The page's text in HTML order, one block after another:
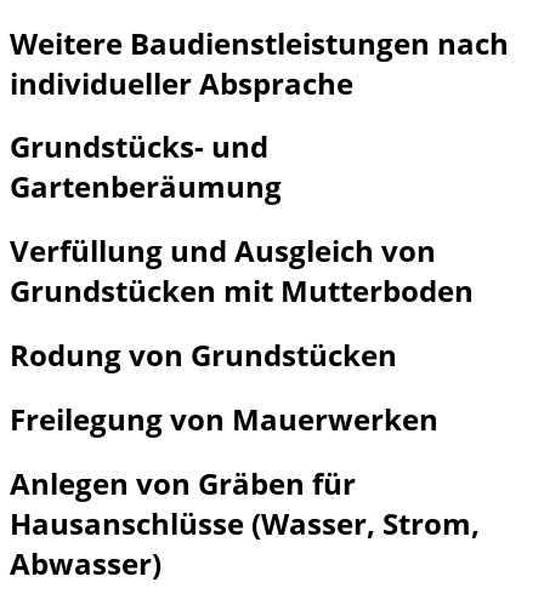
Weitere Baudienstleistungen nach
individueller Absprache
Grundstücks- und
Gartenberäumung
Verfüllung und Ausgleich von
Grundstücken mit Mutterboden
Rodung von Grundstücken
Freilegung von Mauerwerken
Anlegen von Gräben für
Hausanschlüsse (Wasser, Strom,
Abwasser)